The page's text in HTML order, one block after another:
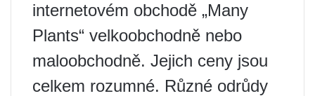
internetovém obchodě „Many
Plants“ velkoobchodně nebo
maloobchodně. Jejich ceny jsou
celkem rozumné. Různé odrůdy